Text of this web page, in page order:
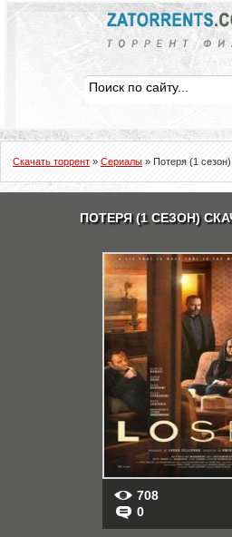
Скачать торрент » Сериалы » Потеря (1 сезон)
ПОТЕРЯ (1 СЕЗОН)
708
0